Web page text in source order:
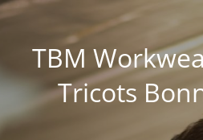
TBM
Tricots